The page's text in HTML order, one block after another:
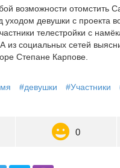
возможности отомстить
девушки с проекта
телестройки с
из социальных сетей
Степане Карпове.
#девушки #Участники
0